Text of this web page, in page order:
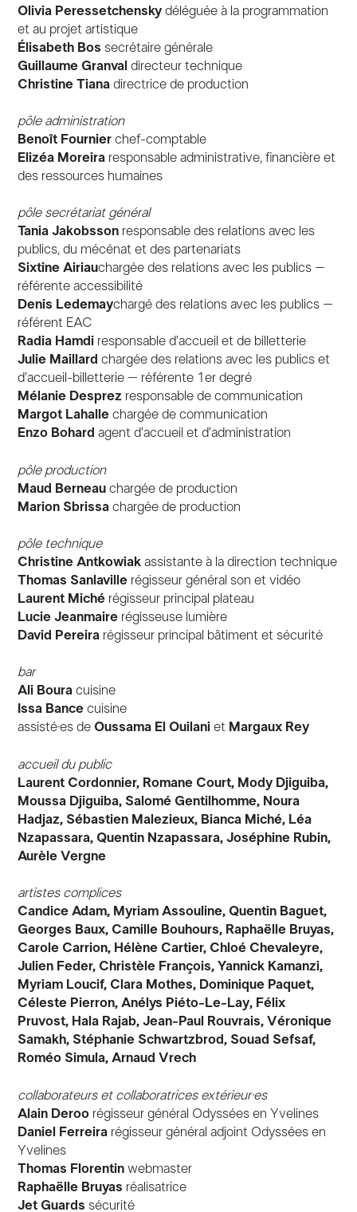
Olivia Peressetchenskydéléguée à la programmation
et au projet artistique
Élisabeth Bos secrétaire générale
Guillaume Granval directeur technique
Christine Tiana directrice de production
pôle administration
Benoît Fournier chef-comptable
Elizéa Moreira responsable administrative, financière et
des ressources humaines
pôle secrétariat général
Tania Jakobsson responsable des relations avec les
publics, du mécénat et des partenariats
Sixtine Airiauchargée des relations avec les publics –
référente accessibilité
Denis Ledemaychargé des relations avec les publics –
référent EAC
Radia Hamdi responsable d’accueil et de billetterie
Julie Maillard chargée des relations avec les publics et
d’accueil-billetterie – référente 1er degré
Mélanie Desprez responsable de communication
Margot Lahalle chargée de communication
Enzo Bohard agent d’accueil et d’administration
pôle production
Maud Berneauchargée de production
Marion Sbrissa chargée de production
pôle technique
Christine Antkowiak assistante à la direction technique
Thomas Sanlaville régisseur général son et vidéo
Laurent Miché régisseur principal plateau
Lucie Jeanmaire régisseuse lumière
David Pereira régisseur principal bâtiment et sécurité
bar
Ali Boura cuisine
Issa Bancecuisine
assisté·es de Oussama El Ouilaniet Margaux Rey
accueil du public
Laurent Cordonnier, Romane Court, Mody Djiguiba,
Moussa Djiguiba, Salomé Gentilhomme, Noura
Hadjaz, Sébastien Malezieux, Bianca Miché, Léa
Nzapassara, Quentin Nzapassara, Joséphine Rubin,
Aurèle Vergne
artistes complices
Candice Adam, Myriam Assouline, Quentin Baguet,
Georges Baux, Camille Bouhours, Raphaëlle Bruyas,
Carole Carrion, Hélène Cartier, Chloé Chevaleyre,
Julien Feder, Christèle François, Yannick Kamanzi,
Myriam Loucif, Clara Mothes, Dominique Paquet,
Céleste Pierron, Anélys Piéto-Le-Lay, Félix
Pruvost, Hala Rajab, Jean-Paul Rouvrais, Véronique
Samakh, Stéphanie Schwartzbrod, Souad Sefsaf,
Roméo Simula, Arnaud Vrech
collaborateurs et collaboratrices extérieur·es
Alain Deroo régisseur général Odyssées en Yvelines
Daniel Ferreira régisseur général adjoint Odyssées en
Yvelines
Thomas Florentinwebmaster
Raphaëlle Bruyas réalisatrice
Jet Guardssécurité